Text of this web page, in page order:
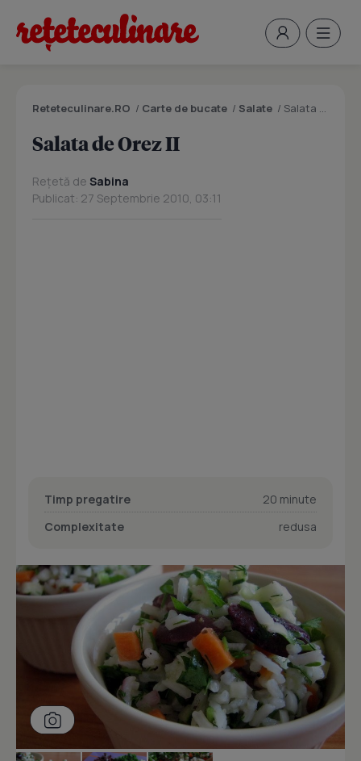
Reteteculinare.RO / Carte de bucate / Salate / Salata de Orez II
Salata de Orez II
Rețetă de Sabina
Publicat: 27 Septembrie 2010, 03:11
Timp pregatire
20 minute
Complexitate
redusa